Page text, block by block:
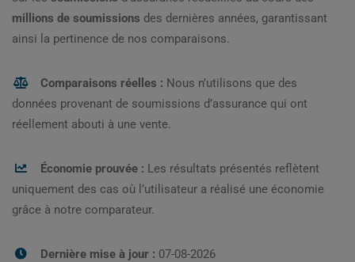
millions de soumissions des dernières années, garantissant
ainsi la pertinence de nos comparaisons.
Comparaisons réelles : Nous n’utilisons que des
données provenant de soumissions d’assurance qui ont
réellement abouti à une vente.
Économie prouvée : Les résultats présentés reflètent
uniquement des cas où l’utilisateur a réalisé une économie
grâce à notre comparateur.
Dernière mise à jour : 07-08-2026